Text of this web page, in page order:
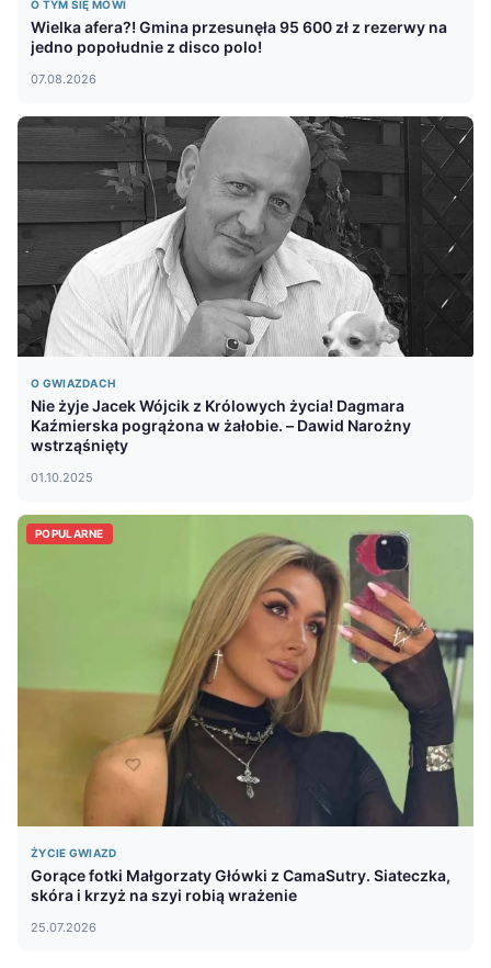
O TYM SIĘ MÓWI
Wielka afera?! Gmina przesunęła 95 600 zł z rezerwy na
jedno popołudnie z disco polo!
07.08.2026
O GWIAZDACH
Nie żyje Jacek Wójcik z Królowych życia! Dagmara
Kaźmierska pogrążona w żałobie. – Dawid Narożny
wstrząśnięty
01.10.2025
POPULARNE
ŻYCIE GWIAZD
Gorące fotki Małgorzaty Główki z CamaSutry. Siateczka,
skóra i krzyż na szyi robią wrażenie
25.07.2026